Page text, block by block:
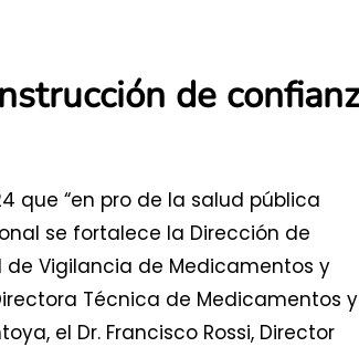
de
que “en pro de la salud pública
se fortalece la Dirección de
Vigilancia de Medicamentos y
Técnica de Medicamentos y
el Dr. Francisco Rossi, Director